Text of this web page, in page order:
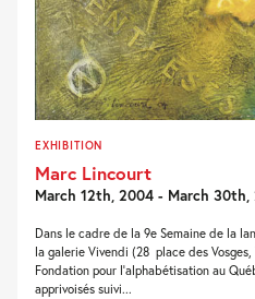
EXHIBITION
Marc Lincourt
March 12th, 2004 - March 30th,
Dans le cadre de la 9e Semaine de la
la galerie Vivendi (28 place des
Fondation pour l’alphabétisation au
apprivoisés suivi...